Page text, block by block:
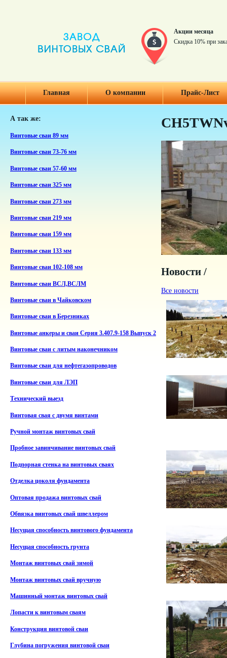
Акции месяца
Скидка 10% при
Главная О компании Прайс-Лист
А так же:
Винтовые сваи 89 мм
Винтовые сваи 73-76 мм
Винтовые сваи 57-60 мм
Винтовые сваи 325 мм
Винтовые сваи 273 мм
Винтовые сваи 219 мм
Винтовые сваи 159 мм
Винтовые сваи 133 мм
Винтовые сваи 102-108 мм
Винтовые сваи ВСЛ,ВСЛМ
Винтовые сваи в Чайковском
Винтовые сваи в Березниках
Винтовые анкеры и сваи Серия 3.407.9-158 Выпуск 2
Винтовые сваи с литым наконечником
Винтовые сваи для нефтегазопроводов
Винтовые сваи для ЛЭП
Технический выезд
Винтовая свая с двумя винтами
Ручной монтаж винтовых свай
Пробное завинчивание винтовых свай
Подпорная стенка на винтовых сваях
Отделка цоколя фундамента
Оптовая продажа винтовых свай
Обвязка винтовых свай швеллером
Несущая способность винтового фундамента
Несущая способность грунта
Монтаж винтовых свай зимой
Монтаж винтовых свай вручную
Машинный монтаж винтовых свай
Лопасти к винтовым сваям
Конструкция винтовой сваи
Глубина погружения винтовой сваи
Новости /
Все новости